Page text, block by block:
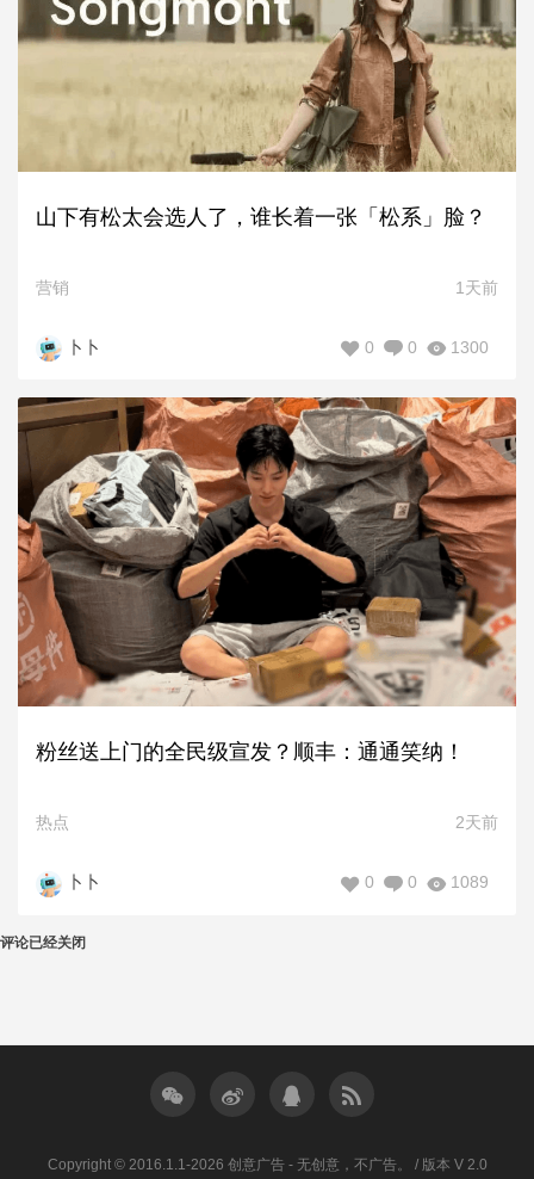
山下有松太会选人了，谁长着一张「松系」脸？
营销 1天前
卜卜 1300
0
0
粉丝送上门的全民级宣发？顺丰：通通笑纳！
热点 2天前
卜卜 1089
0
0
评论已经关闭
Copyright © 2016.1.1-2026 创意广告 - 无创意，不广告。 / 版本 V 2.0